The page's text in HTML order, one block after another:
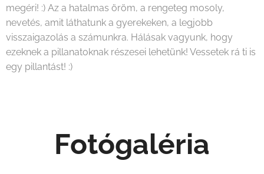
megéri! :) Az a hatalmas öröm, a rengeteg mosoly,
nevetés, amit láthatunk a gyerekeken, a legjobb
visszaigazolás a számunkra. Hálásak vagyunk, hogy
ezeknek a pillanatoknak részesei lehetünk! Vessetek rá ti is
egy pillantást! :)
Fotógaléria